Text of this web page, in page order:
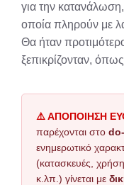
για την κατανάλωση,
οποία πληρούν με
Θα ήταν
ξεπικρίζονταν,
⚠️ ΑΠΟΠΟΙΗΣΗ
παρέχονται στο
ενημερωτικό
(κατασκευές,
κ.λπ.) γίνεται με